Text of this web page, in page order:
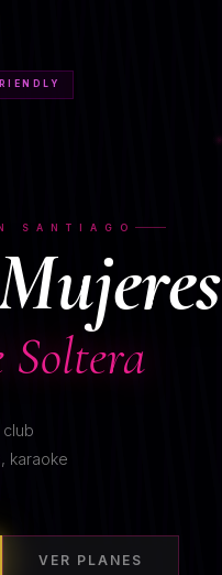
SANTIAGO
Soltera
karaoke
VER PLANES